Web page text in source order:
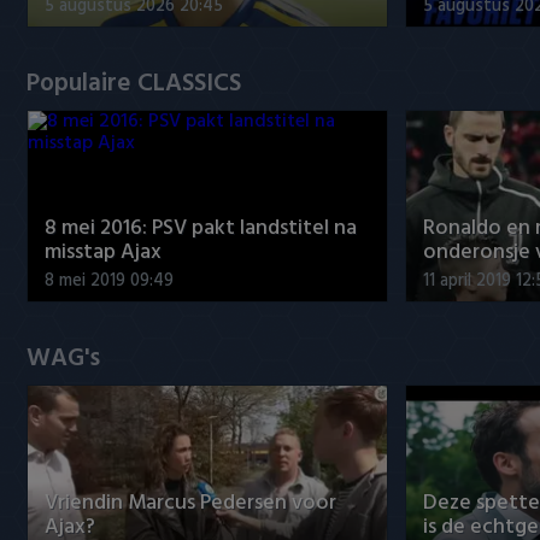
5 augustus 2026 20:45 5 augustus
Populaire CLASSICS
8 mei 2016: PSV pakt landstitel na
misstap Ajax
8 mei 2019 09:49
Ronaldo
onderonsje
11 april 2019
WAG's
Vriendin Marcus Pedersen voor
Ajax?
Deze
is de